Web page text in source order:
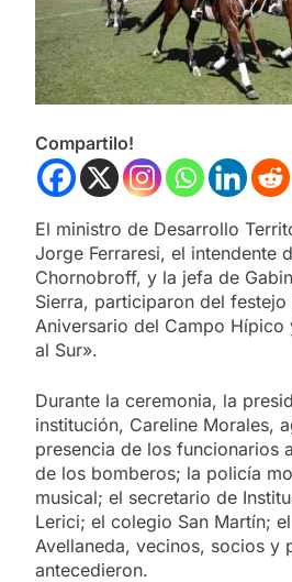
Compartilo!
El ministro de Desarrollo
Jorge Ferraresi, el intendente
Chornobroff, y la jefa de
Sierra, participaron del festejo
Aniversario del Campo Hípico
al Sur».
Durante la ceremonia, la
institución, Careline Morales,
presencia de los funcionarios
de los bomberos; la policía
musical; el secretario de
Lerici; el colegio San Martín;
Avellaneda, vecinos, socios y
antecedieron.